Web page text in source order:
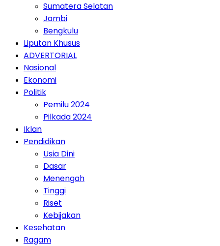
Sumatera Selatan
Jambi
Bengkulu
Liputan Khusus
ADVERTORIAL
Nasional
Ekonomi
Politik
Pemilu 2024
Pilkada 2024
Iklan
Pendidikan
Usia Dini
Dasar
Menengah
Tinggi
Riset
Kebijakan
Kesehatan
Ragam